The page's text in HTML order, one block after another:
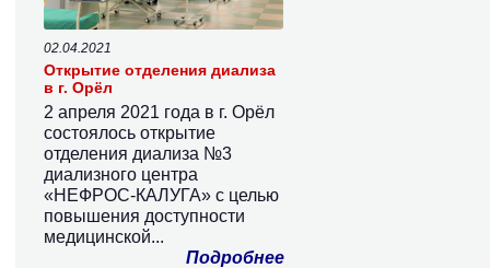
02.04.2021
Открытие отделения диализа
в г. Орёл
2 апреля 2021 года в г. Орёл
состоялось открытие
отделения диализа №3
диализного центра
«НЕФРОС-КАЛУГА» с целью
повышения доступности
медицинской...
Подробнее